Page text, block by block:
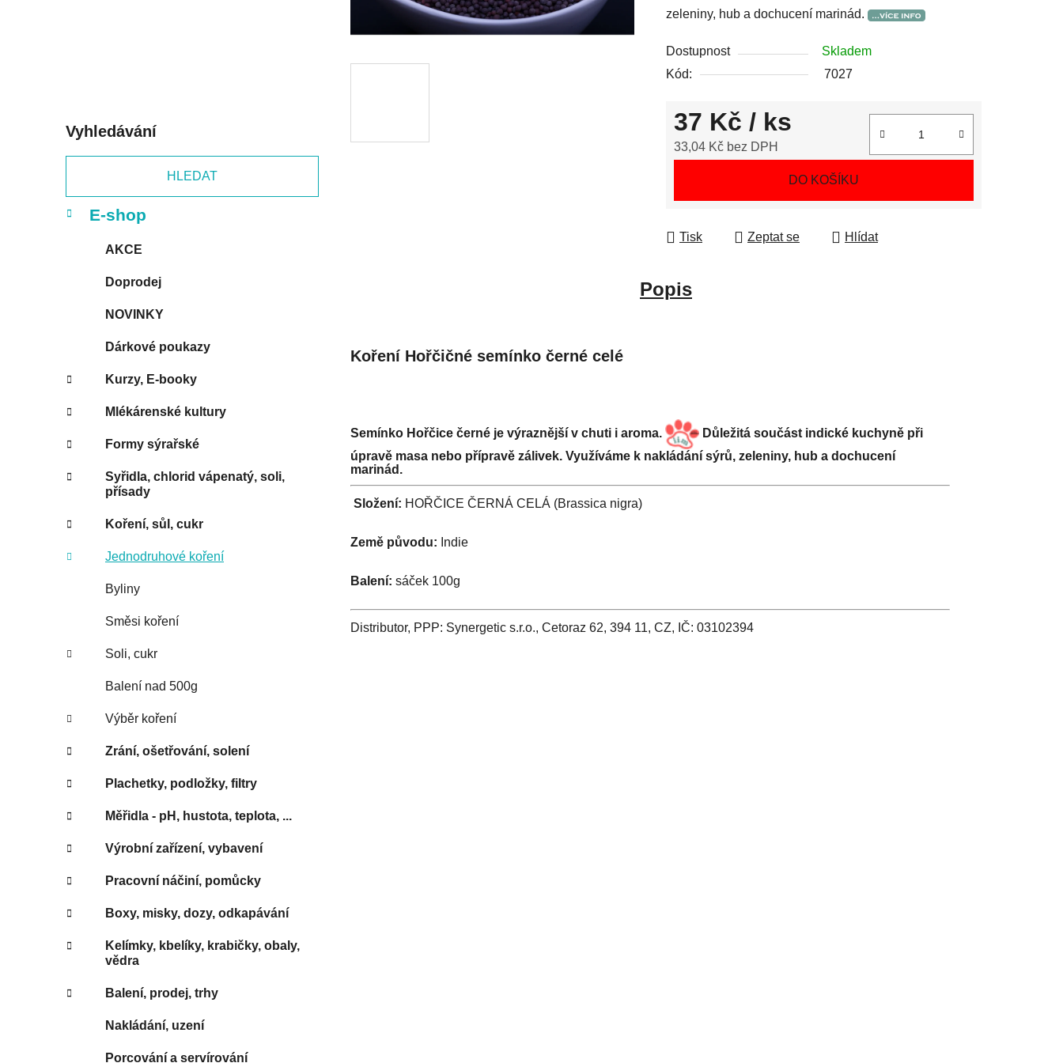
Vyhledávání
HLEDAT
kategorie
K
a
E-shop
AKCE
Doprodej
NOVINKY
Dárkové poukazy
Kurzy, E-booky
Mlékárenské kultury
Formy sýrařské
Syřidla, chlorid vápenatý, soli,
přísady
Koření, sůl, cukr
Jednodruhové koření
Byliny
Směsi koření
Soli, cukr
Balení nad 500g
Výběr koření
Zrání, ošetřování, solení
Plachetky, podložky, filtry
Měřidla - pH, hustota, teplota, ...
Výrobní zařízení, vybavení
Pracovní náčiní, pomůcky
Boxy, misky, dozy, odkapávání
Kelímky, kbelíky, krabičky, obaly,
vědra
Balení, prodej, trhy
Nakládání, uzení
Porcování a servírování
zeleniny, hub a dochucení marinád.
Dostupnost
Skladem
Kód:
7027
37 Kč / ks
33,04 Kč bez DPH
DO KOŠÍKU
Tisk Zeptat se Hlídat
Popis
Koření Hořčičné semínko černé celé
Semínko Hořčice černé je výraznější v chuti i aroma.
Důležitá součást indické kuchyně při
úpravě masa nebo přípravě zálivek. Využíváme k nakládání sýrů, zeleniny, hub a dochucení
marinád.
Složení: HOŘČICE ČERNÁ CELÁ (Brassica nigra)
Země původu: Indie
Balení: sáček 100g
Distributor, PPP: Synergetic s.r.o., Cetoraz 62, 394 11, CZ, IČ: 03102394